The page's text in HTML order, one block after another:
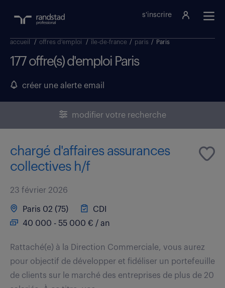
s'inscrire
accueil / offres d'emploi / île-de-france / paris / Paris
177 offre(s) d'emploi Paris
créer une alerte email
modifier votre recherche
chargé d'affaires assurances
collectives h/f
23 février 2026
Paris 02 (75)
CDI
40 000 - 55 000 € / an
Rattaché(e) à la Direction Commerciale, vous aurez
pour objectif de développer et fidéliser un portefeuille
de clients sur le marché des entreprises de plus de 20